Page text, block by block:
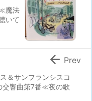
魔法
いて
＆サンフランシスコ
交響曲第7番≪夜の歌
 Prev